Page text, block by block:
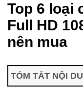
Top 6 loại
Full HD
nên mua
TÓM TẮT NỘI